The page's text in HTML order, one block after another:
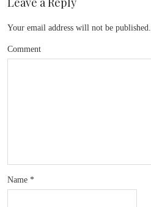
Your email address will not be published.
Comment
Name *